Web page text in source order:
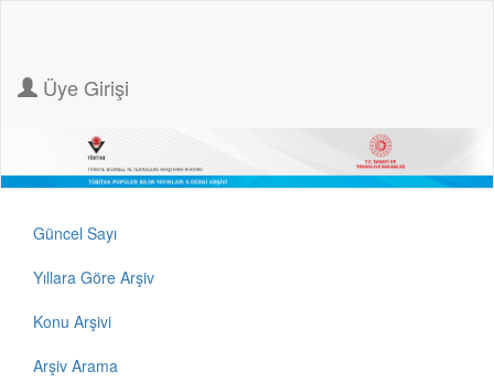
Üye Girişi
Güncel Sayı
Yıllara Göre Arşiv
Konu Arşivi
Arşiv Arama